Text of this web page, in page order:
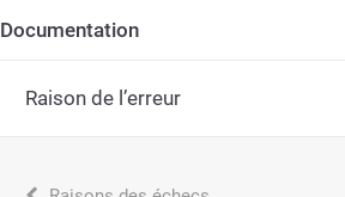
Documentation
Raison de l’erreur